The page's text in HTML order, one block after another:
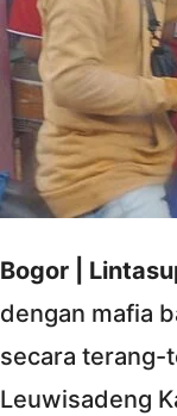
Bogor |
dengan mafia
secara terang-
Leuwisadeng